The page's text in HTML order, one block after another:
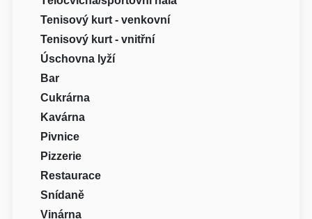
Tenisový kurt - venkovní
Tenisový kurt - vnitřní
Úschovna lyží
Bar
Cukrárna
Kavárna
Pivnice
Pizzerie
Restaurace
Snídaně
Vinárna